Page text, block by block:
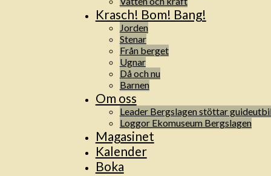
Krasch! Bom! Bang!
Jorden
Stenar
Från berget
Ugnar
Då och nu
Barnen
Om oss
Leader Bergslagen stöttar
Loggor Ekomuseum Bergslagen
Magasinet
Kalender
Boka